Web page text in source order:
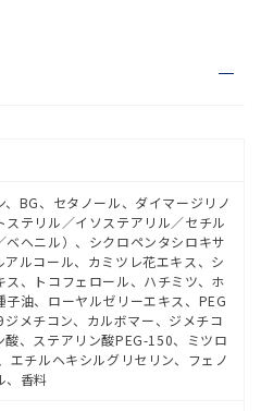
、BG、セタノール、ダイマージリノ
ステリル／イソステアリル／セチル
ベヘニル）、シクロペンタシロキサ
アルコール、カミツレ花エキス、シ
ス、トコフェロール、ハチミツ、ホ
子油、ローヤルゼリーエキス、PEG
メチコン、カルボマー、ジメチコ
酸、ステアリン酸PEG-150、ミツロ
エチルヘキシルグリセリン、フェノ
、香料